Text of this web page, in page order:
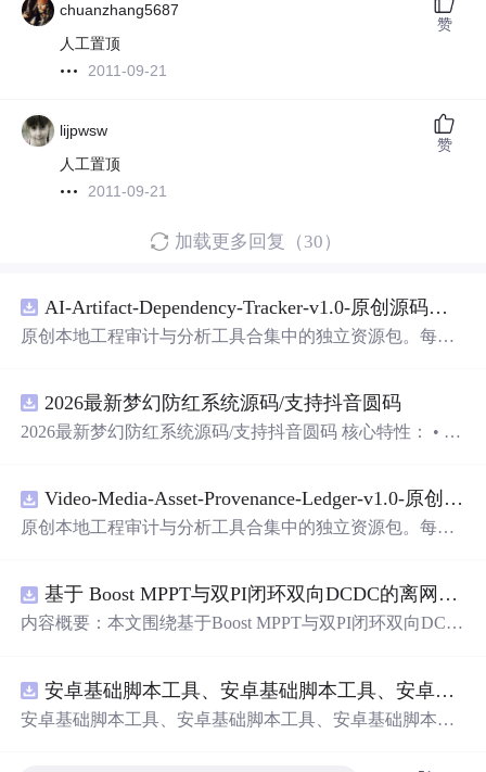
chuanzhang5687
人工置顶
2011-09-21
赞
lijpwsw
人工置顶
2011-09-21
赞
加载更多回复（30）
AI-Artifact-Dependency-Tracker-v1.0-原创源码与文档.zip
原创本地工程审计与分析工具合集中的独立资源包。每个
README、运行说明、功能清单、MIT License及原创与授
权声明。解压后进入project目录，执行npm test验证算法，
目源码、Logo、官方截图、论文、生产日志或其他受限素
材。适合前端开发、AI应用工程、测试审计和课程实践。
2026最新梦幻防红系统源码/支持抖音圆码
2026最新梦幻防红系统源码/支持抖音圆码 核心特性： • 多
据统计，多维度分析报表 • 积分系统+邀请返利，运营利器
Video-Media-Asset-Provenance-Ledger-v1.0-原创源码与文档.zip
原创本地工程审计与分析工具合集中的独立资源包。每个
README、运行说明、功能清单、MIT License及原创与授
权声明。解压后进入project目录，执行npm test验证算法，
目源码、Logo、官方截图、论文、生产日志或其他受限素
材。适合前端开发、AI应用工程、测试审计和课程实践。
基于 Boost MPPT与双PI闭环双向DCDC的离网光伏储能系统动力学建模及稳态特性分析（Simulink仿真实现）
内容概要：本文围绕基于Boost MPPT与双PI闭环双向DC-D
验证。研究构建了涵盖光伏阵列、最大功率点跟踪（MPP
T）控制、双向DC-DC变换器及储能电池的整体系统架
安卓基础脚本工具、安卓基础脚本工具、安卓基础脚本工具
安卓基础脚本工具、安卓基础脚本工具、安卓基础脚本工